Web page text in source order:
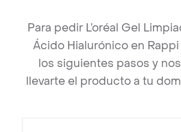
Para pedir L’oréal Gel
Ácido Hialurónico en
los siguientes pasos y
llevarte el producto a tu